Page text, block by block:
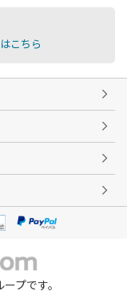
こちら
プです。